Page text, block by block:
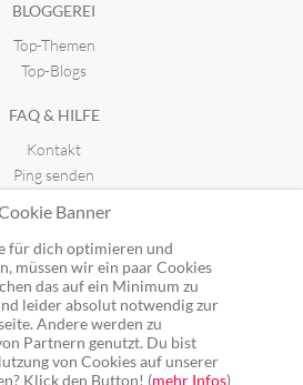
BLOGGEREI
Top-Themen
Top-Blogs
FAQ & HILFE
Kontakt
Ping senden
GUTSCHEINE
Top-Gutscheine
Alle Shops
Banner
für dich optimieren und
müssen wir ein paar Cookies
das auf ein Minimum zu
leider absolut notwendig zur
Andere werden zu
Partnern genutzt. Du bist
von Cookies auf unserer
Klick den Button! (mehr Infos)